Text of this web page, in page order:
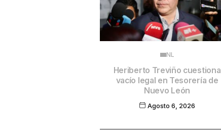
NL
Heriberto Treviño cuestiona
vacío legal en Tesorería de
Nuevo León
Agosto 6, 2026